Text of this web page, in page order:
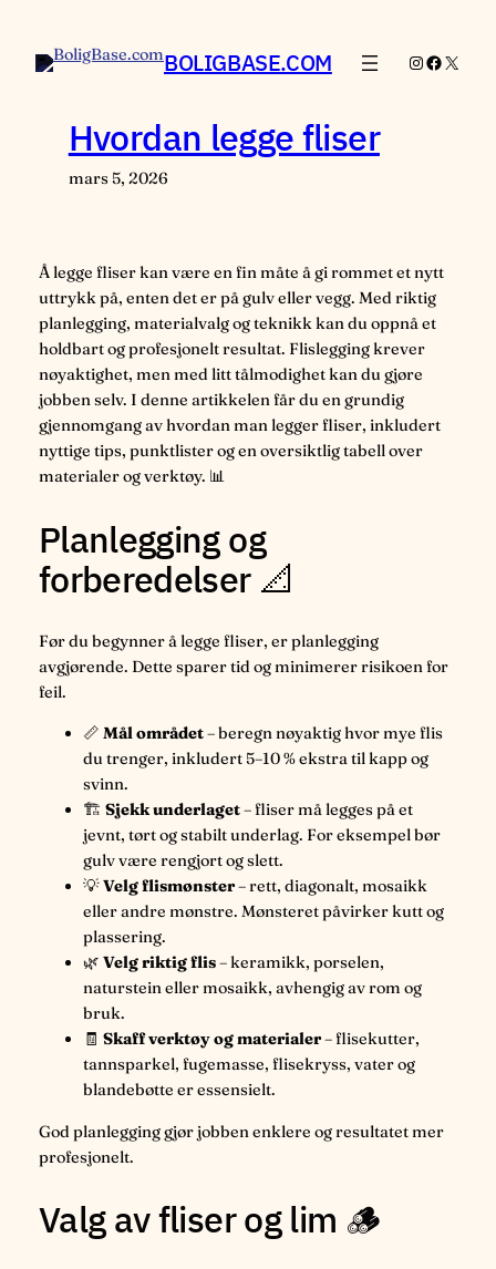
innhold
BOLIGBASE.COM Instagram
X
Hvordan legge fliser
mars 5, 2026
Å legge fliser kan være en fin måte å gi rommet et nytt
uttrykk på, enten det er på gulv eller vegg. Med riktig
planlegging, materialvalg og teknikk kan du oppnå et
holdbart og profesjonelt resultat. Flislegging krever
nøyaktighet, men med litt tålmodighet kan du gjøre
jobben selv. I denne artikkelen får du en grundig
gjennomgang av hvordan man legger fliser, inkludert
nyttige tips, punktlister og en oversiktlig tabell over
materialer og verktøy. 📊
Planlegging og
forberedelser 📐
Før du begynner å legge fliser, er planlegging
avgjørende. Dette sparer tid og minimerer risikoen for
feil.
📏 Mål området– beregn nøyaktig hvor mye flis
du trenger, inkludert 5–10 % ekstra til kapp og
svinn.
🏗️ Sjekk underlaget– fliser må legges på et
jevnt, tørt og stabilt underlag. For eksempel bør
gulv være rengjort og slett.
💡Velg flismønster– rett, diagonalt, mosaikk
eller andre mønstre. Mønsteret påvirker kutt og
plassering.
🌿 Velg riktig flis– keramikk, porselen,
naturstein eller mosaikk, avhengig av rom og
bruk.
🧾 Skaff verktøy og materialer– flisekutter,
tannsparkel, fugemasse, flisekryss, vater og
blandebøtte er essensielt.
God planlegging gjør jobben enklere og resultatet mer
profesjonelt.
Valg av fliser og lim 🪵